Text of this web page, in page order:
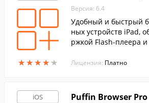
★★★★★
★★★★★
Версия: 6.4
Удобный и быстрый
ных устройств iPad,
ржкой Flash-плеера и
Лицензия: Платно
iOS Puffin Browser Pro